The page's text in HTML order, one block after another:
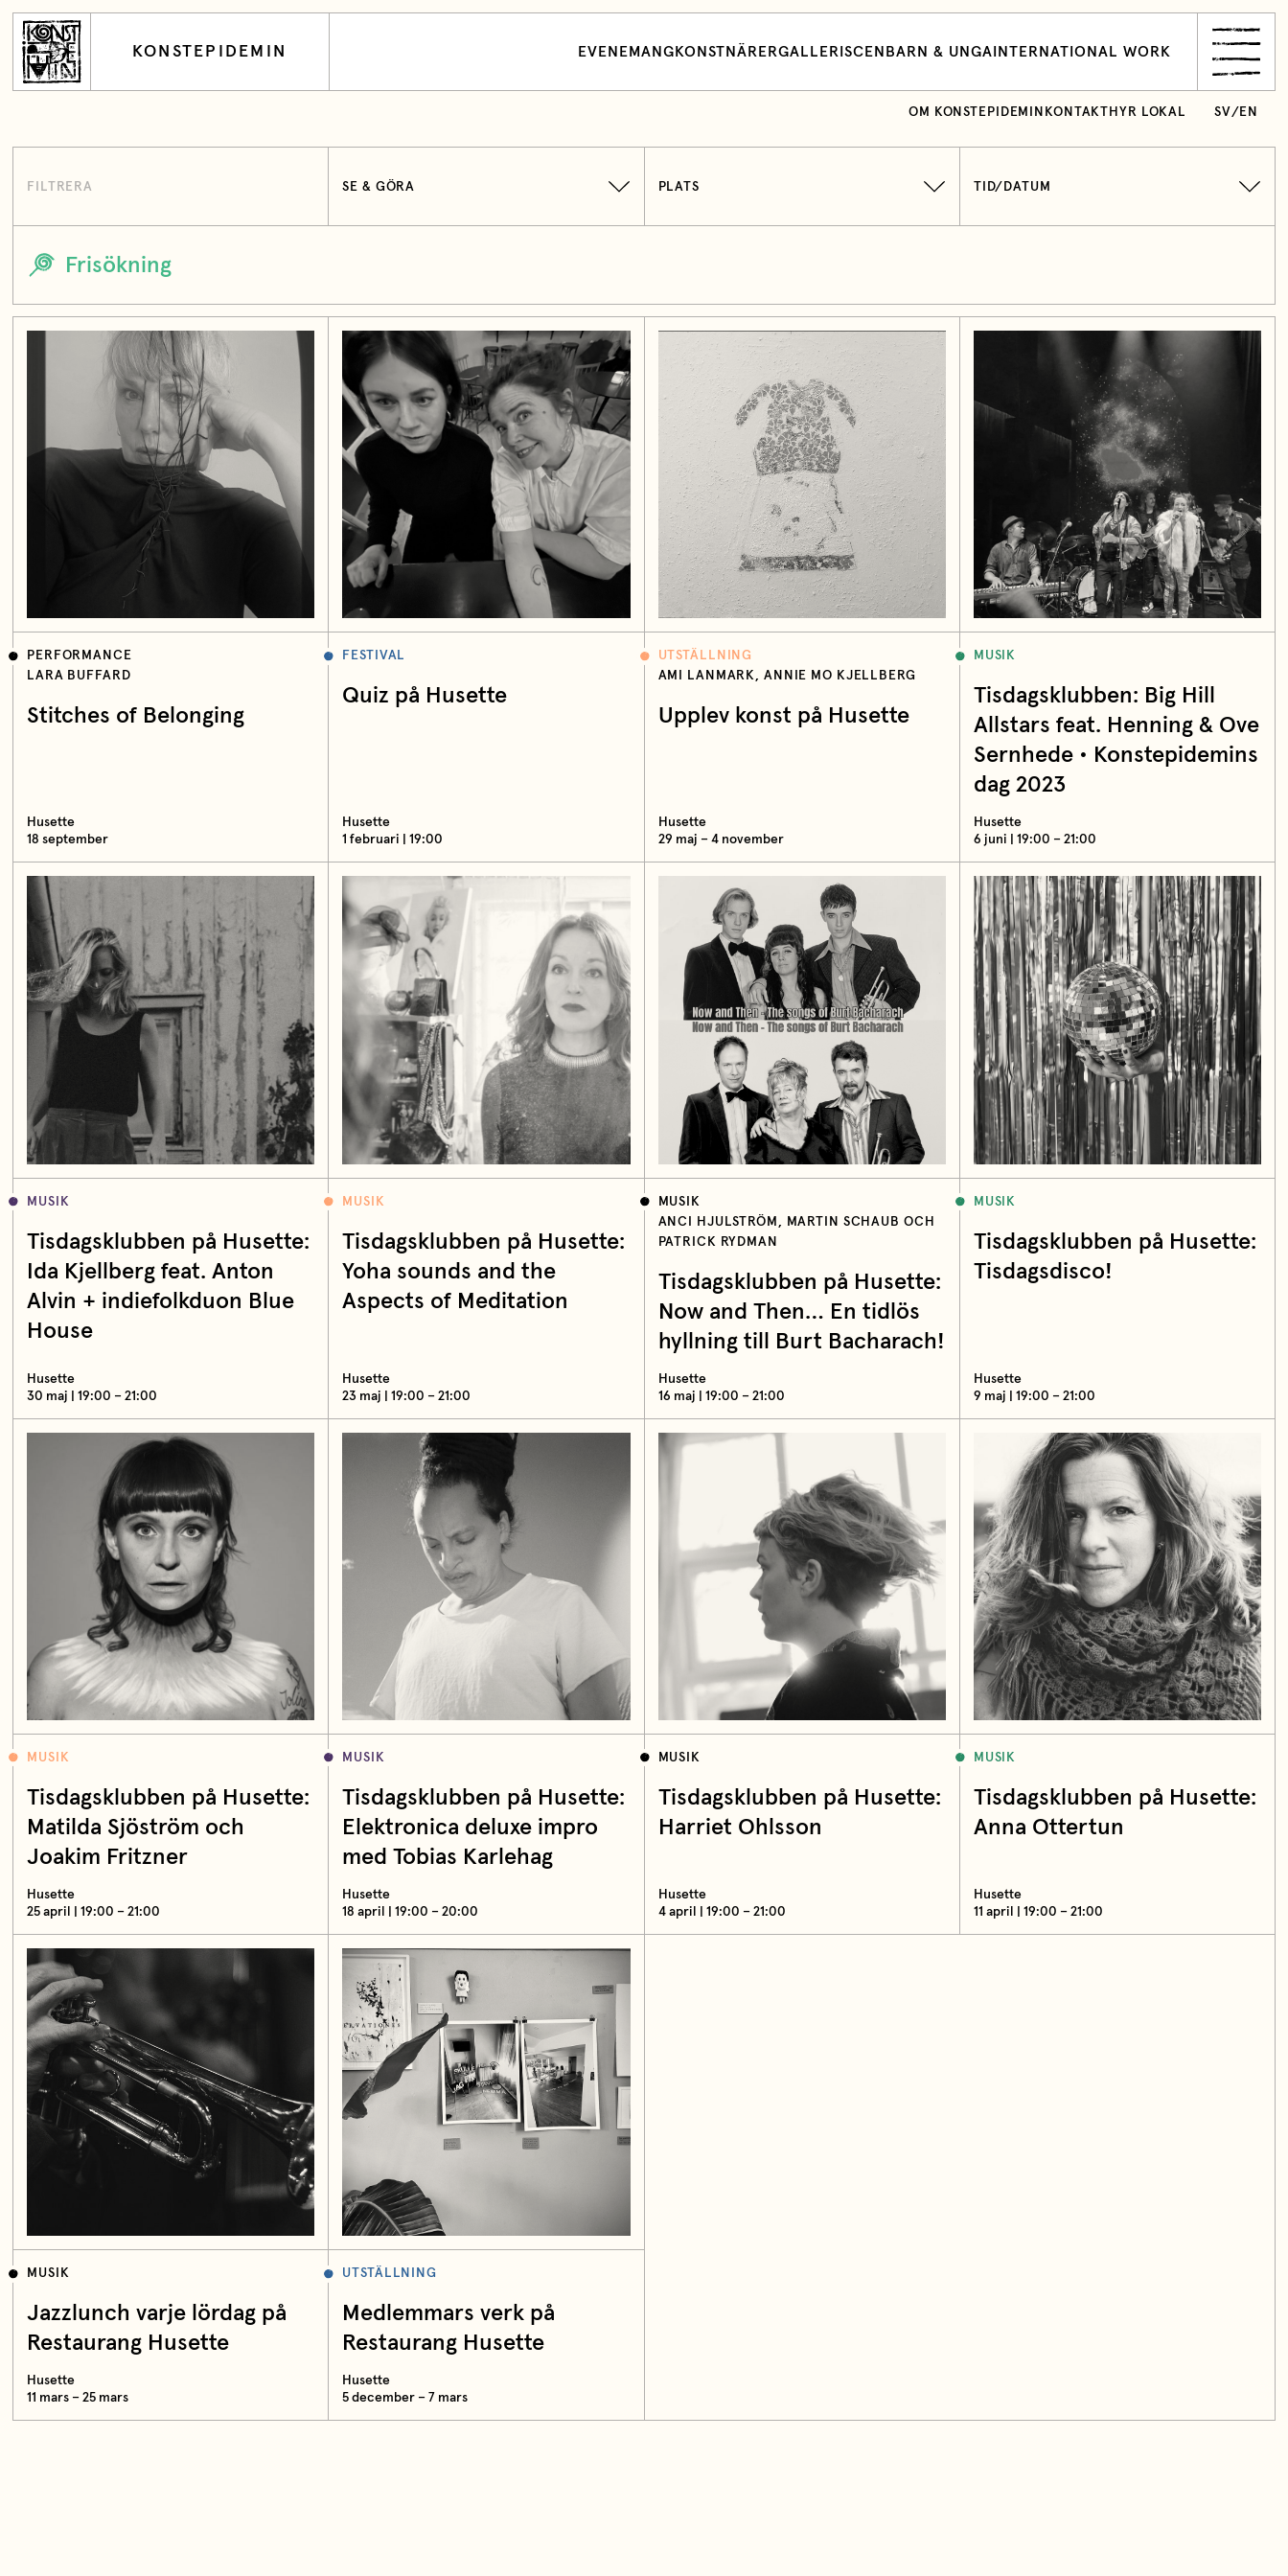
KONSTEPIDEMIN EVENEMANG KONSTNÄRERGALLERI SCEN BARN & UNGA INTERNATIONAL WORK
OM KONSTEPIDEMIN KONTAKT HYR LOKAL SV/ EN
FILTRERA SE & GÖRA PLATS TID/DATUM
PERFORMANCE
LARA BUFFARD
Stitches of Belonging
Husette
18 september
FESTIVAL
Quiz på Husette
Husette
1 februari | 19:00
UTSTÄLLNING
AMI LANMARK, ANNIE MO KJELLBERG
Upplev konst på Husette
Husette
29 maj – 4 november
MUSIK
Tisdagsklubben: Big Hill
Allstars feat. Henning & Ove
Sernhede • Konstepidemins
dag 2023
Husette
6 juni | 19:00 – 21:00
MUSIK
Tisdagsklubben på Husette:
Ida Kjellberg feat. Anton
Alvin + indiefolkduon Blue
House
Husette
30 maj | 19:00 – 21:00
MUSIK
Tisdagsklubben på Husette:
Yoha sounds and the
Aspects of Meditation
Husette
23 maj | 19:00 – 21:00
MUSIK
ANCI HJULSTRÖM, MARTIN SCHAUB OCH
PATRICK RYDMAN
Tisdagsklubben på Husette:
Now and Then… En tidlös
hyllning till Burt Bacharach!
Husette
16 maj | 19:00 – 21:00
MUSIK
Tisdagsklubben på Husette:
Tisdagsdisco!
Husette
9 maj | 19:00 – 21:00
MUSIK
Tisdagsklubben på Husette:
Matilda Sjöström och
Joakim Fritzner
Husette
25 april | 19:00 – 21:00
MUSIK
Tisdagsklubben på Husette:
Elektronica deluxe impro
med Tobias Karlehag
Husette
18 april | 19:00 – 20:00
MUSIK
Tisdagsklubben på Husette:
Harriet Ohlsson
Husette
4 april | 19:00 – 21:00
MUSIK
Tisdagsklubben på Husette:
Anna Ottertun
Husette
11 april | 19:00 – 21:00
MUSIK
Jazzlunch varje lördag på
Restaurang Husette
Husette
11 mars – 25 mars
UTSTÄLLNING
Medlemmars verk på
Restaurang Husette
Husette
5 december – 7 mars